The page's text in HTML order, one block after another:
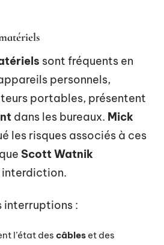
sont fréquents en
personnels,
portables, présentent
dans les bureaux. Mick
les risques associés à ces
Scott Watnik
interdiction.
interruptions :
l’état des câbles et des